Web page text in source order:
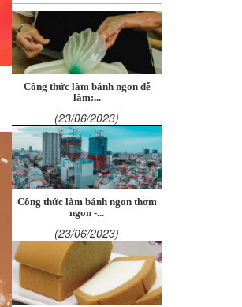
Công thức làm bánh ngon dễ
làm:...
(23/06/2023)
Công thức làm bánh ngon thơm
ngon -...
(23/06/2023)